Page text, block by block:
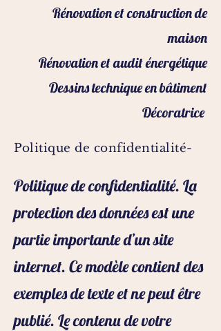
Rénovation et construction de
maison
Rénovation et audit énergétique
Dessins technique en bâtiment
Décoratrice
Politique de confidentialité-
Politique de confidentialité. La
protection des données est une
partie importante d’un site
internet. Ce modèle contient des
exemples de texte et ne peut être
publié. Le contenu de votre